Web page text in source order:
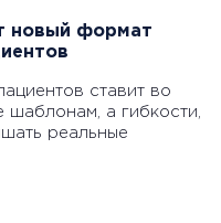
новый формат
ставит во
шаблонам, а гибкости,
реальные